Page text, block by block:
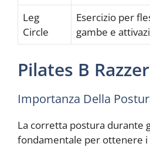
Leg
Circle
Esercizio per
gambe e
Pilates B
Importanza Della
La corretta postura durante
fondamentale per ottenere i